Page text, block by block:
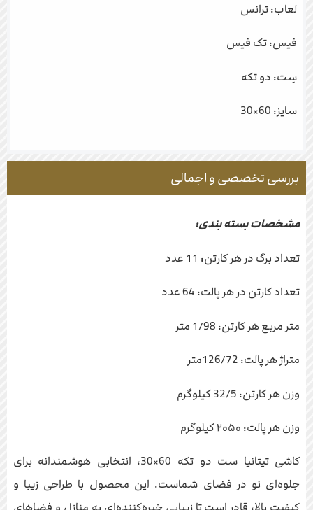
لعاب: ترانس
فیس: تک فیس
سِت: دو تکه
سایز: 60×30
بررسی تخصصی و اجمالی
مشخصات بسته بندی:
تعداد برگ در هر کارتن: 11 عدد
تعداد کارتن در هر پالت: 64 عدد
متر مربع هر کارتن: 1/98 متر
متراژ هر پالت: 126/72متر
وزن هر کارتن: 32/5 کیلوگرم
وزن هر پالت: ۲۰۵۰ کیلوگرم
کاشی تیتانیا ست دو تکه 60×30، انتخابی هوشمندانه برای
جلوه‌ای نو در فضای شماست. این محصول با طراحی زیبا و